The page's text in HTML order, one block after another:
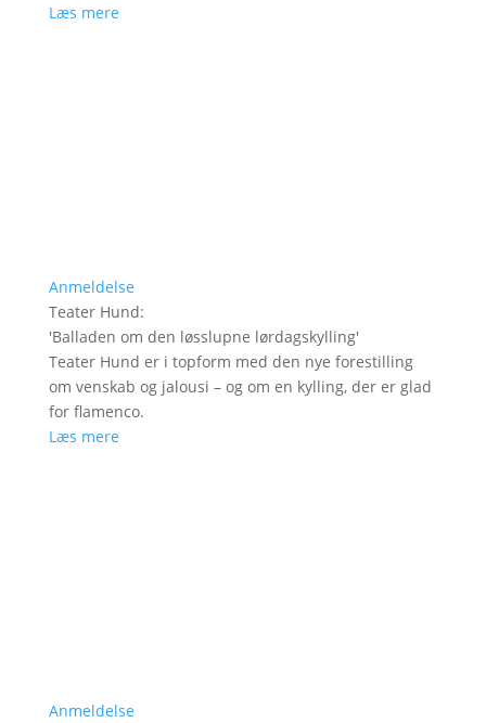
Læs mere
Anmeldelse
Teater Hund:
'Balladen om den løsslupne lørdagskylling'
Teater Hund er i topform med den nye forestilling
om venskab og jalousi – og om en kylling, der er glad
for flamenco.
Læs mere
Anmeldelse